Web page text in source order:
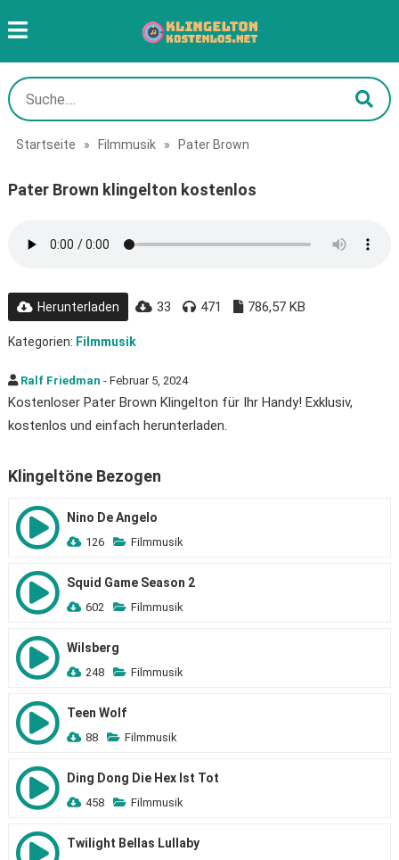
Startseite » Filmmusik » Pater Brown
Pater Brown klingelton kostenlos
Herunterladen 33 471 786,57 KB
Kategorien: Filmmusik
Ralf Friedman - Februar 5, 2024
Kostenloser Pater Brown Klingelton für Ihr Handy! Exklusiv,
kostenlos und einfach herunterladen.
Klingeltöne Bezogen
Nino De Angelo
126 Filmmusik
Squid Game Season 2
602 Filmmusik
Wilsberg
248 Filmmusik
Teen Wolf
88 Filmmusik
Ding Dong Die Hex Ist Tot
458 Filmmusik
Twilight Bellas Lullaby